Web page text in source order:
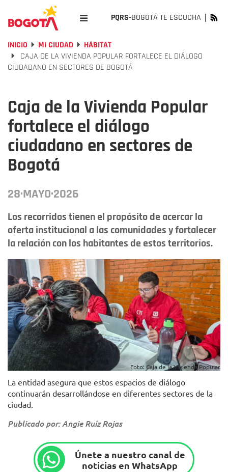
PQRS-BOGOTÁ TE ESCUCHA
INICIO MI CIUDAD
HÁBITAT
CAJA DE LA VIVIENDA POPULAR FORTALECE EL DIÁLOGO
CIUDADANO EN SECTORES DE BOGOTÁ
Caja de la Vivienda Popular
fortalece el diálogo
ciudadano en sectores de
Bogotá
28·MAYO·2026
Los recorridos tienen el propósito de acercar la
oferta institucional a las comunidades y fortalecer
la relación con los habitantes de estos territorios.
Foto: Caja de la Vivienda Popular
La entidad asegura que estos espacios de diálogo
continuarán desarrollándose en diferentes sectores de la
ciudad.
Publicado por: Angie Ruíz Rojas
Únete a nuestro canal de
noticias en WhatsApp